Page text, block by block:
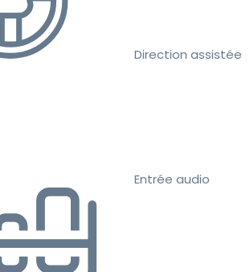
Direction assistée
Entrée audio